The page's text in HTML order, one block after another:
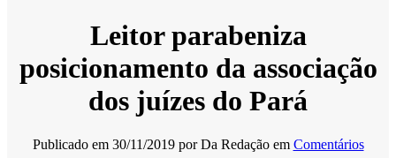
Leitor parabeniza
posicionamento da associação
dos juízes do Pará
Publicado em 30/11/2019 porDa Redação em Comentários